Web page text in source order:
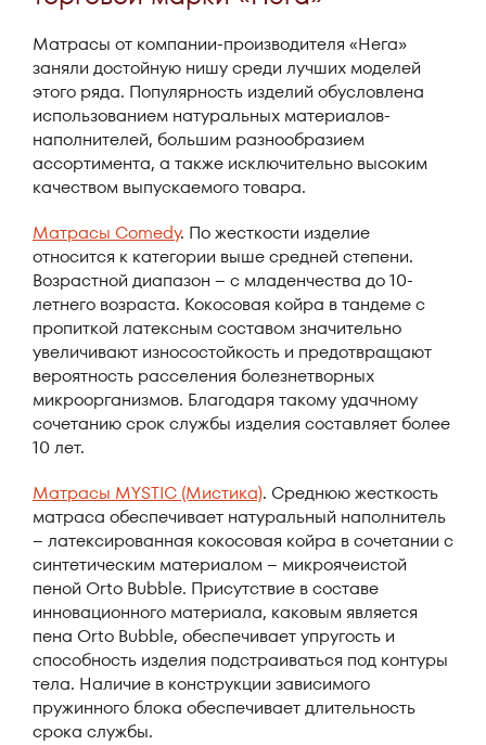
Матрасы от компании-производителя «Нега»
заняли достойную нишу среди лучших моделей
этого ряда. Популярность изделий обусловлена
использованием натуральных материалов-
наполнителей, большим разнообразием
ассортимента, а также исключительно высоким
качеством выпускаемого товара.
Матрасы Comedy. По жесткости изделие
относится к категории выше средней степени.
Возрастной диапазон – с младенчества до 10-
летнего возраста. Кокосовая койра в тандеме с
пропиткой латексным составом значительно
увеличивают износостойкость и предотвращают
вероятность расселения болезнетворных
микроорганизмов. Благодаря такому удачному
сочетанию срок службы изделия составляет более
10 лет.
Матрасы MYSTIC (Мистика). Среднюю жесткость
матраса обеспечивает натуральный наполнитель
– латексированная кокосовая койра в сочетании с
синтетическим материалом – микроячеистой
пеной Orto Bubble. Присутствие в составе
инновационного материала, каковым является
пена Orto Bubble, обеспечивает упругость и
способность изделия подстраиваться под контуры
тела. Наличие в конструкции зависимого
пружинного блока обеспечивает длительность
срока службы.